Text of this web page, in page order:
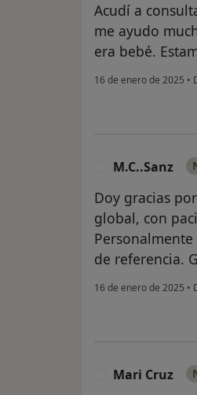
Acudí a
me ayudo
era bebé.
16 de enero de 2025 •
M.C..Sanz
Doy gracias
global, con
de referencia.
16 de enero de 2025 •
Mari Cruz